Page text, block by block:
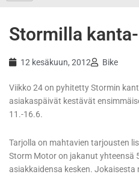
Stormilla
12 kesäkuun, 2012 Bike
Viikko 24 on pyhitetty Stormin
asiakaspäivät kestävät
11.-16.6.
Tarjolla on mahtavien tarjousten
Storm Motor on jakanut yhteensä
asiakkaidensa kesken. Jokaisesta